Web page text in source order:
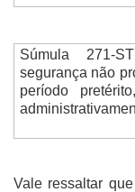
Súmula 271-
segurança não
período
Vale ressaltar